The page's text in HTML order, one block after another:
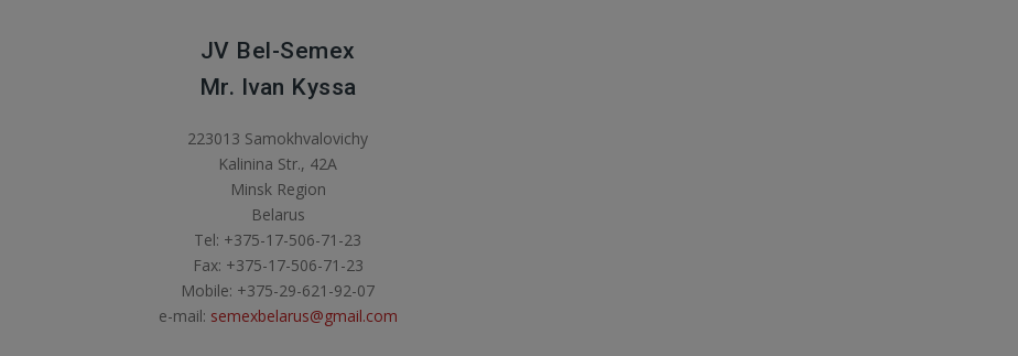
JV Bel-Semex
Mr. Ivan Kyssa
223013 Samokhvalovichy
Kalinina Str., 42A
Minsk Region
Belarus
Tel: +375-17-506-71-23
Fax: +375-17-506-71-23
Mobile: +375-29-621-92-07
e-mail: semexbelarus@gmail.com